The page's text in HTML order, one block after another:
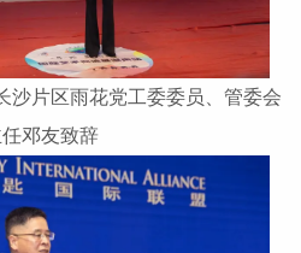
沙片区雨花党工委委员、管委会
邓友致辞